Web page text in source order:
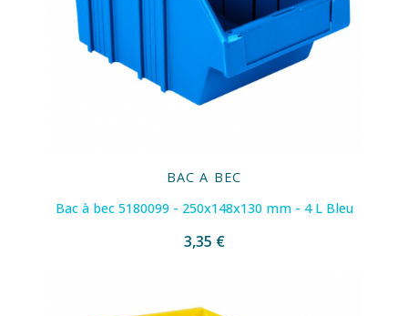
BAC A BEC
Bac à bec 5180099 - 250x148x130 mm - 4 L Bleu
3,35 €